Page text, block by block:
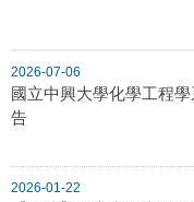
2026-07-06
國立中興大學化學工程
告
2026-01-22